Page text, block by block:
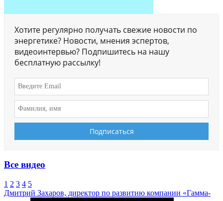
Хотите регулярно получать свежие новости по
энергетике? Новости, мнения эспертов,
видеоинтервью? Подпишитесь на нашу
бесплатную рассылку!
Все видео
1 2 3 4 5
Дмитрий Захаров, директор по развитию компании «Гамма-